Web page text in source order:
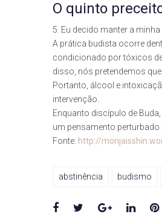
O quinto
5. Eu decido manter a
A prática budista ocorre
condicionado por tóxicos
disso, nós pretendemos
Portanto, álcool e
intervenção.
Enquanto discípulo de
um pensamento perturbado
Fonte: http://
abstinência budismo
Facebook
TwitterGoogle+